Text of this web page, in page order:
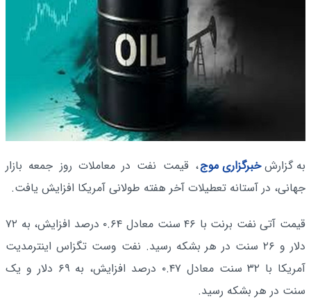
به گزارشخبرگزاری موج، قیمت نفت در معاملات روز جمعه بازار
جهانی، در آستانه تعطیلات آخر هفته طولانی آمریکا افزایش یافت.
قیمت آتی نفت برنت با ۴۶ سنت معادل ۰.۶۴ درصد افزایش، به ۷۲
دلار و ۲۶ سنت در هر بشکه رسید. نفت وست تگزاس اینترمدیت
آمریکا با ۳۲ سنت معادل ۰.۴۷ درصد افزایش، به ۶۹ دلار و یک
سنت در هر بشکه رسید.